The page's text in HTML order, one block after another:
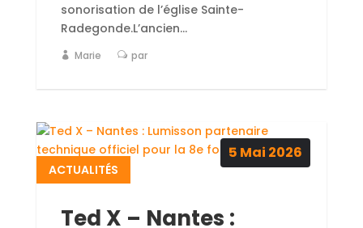
sonorisation de l’église Sainte-
Radegonde.L’ancien...
Marie par
Ted X – Nantes :
ACTUALITÉS
5 Mai 2026